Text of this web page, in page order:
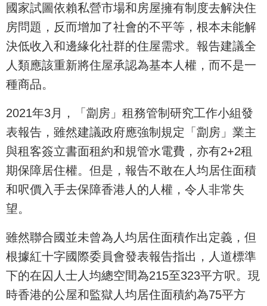
國家試圖依賴私營市場和房屋擁有制度去解決住
房問題，反而增加了社會的不平等，根本未能解
決低收入和邊緣化社群的住屋需求。報告建議全
人類應該重新將住屋承認為基本人權，而不是一
種商品。
2021年3月，「劏房」租務管制研究工作小組發
表報告，雖然建議政府應強制規定「劏房」業主
與租客簽立書面租約和規管水電費，亦有2+2租
期保障居住權。但是，報告不敢在人均居住面積
和呎價入手去保障香港人的人權，令人非常失
望。
雖然聯合國並未曾為人均居住面積作出定義，但
根據紅十字國際委員會發表報告指出，人道標準
下的在囚人士人均總空間為215至323平方呎。現
時香港的公屋和監獄人均居住面積約為75平方